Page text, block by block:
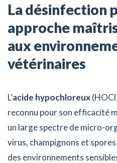
La désinfection
approche
aux
vétérinaires
L’acide hypochloreux
reconnu pour son efficacité
un large spectre de micro-
virus, champignons et
des environnements